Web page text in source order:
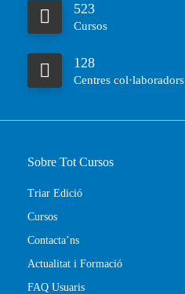
523
Cursos
128
Centres col·laboradors
Sobre Tot Cursos
Triar Edició
Cursos
Contacta’ns
Actualitat i Formació
FAQ Usuaris